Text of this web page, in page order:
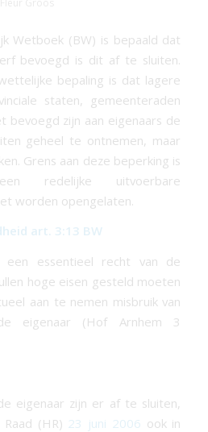
Wetboek (BW) is bepaald dat
bevoegd is dit af te sluiten.
bepaling is dat lagere
staten, gemeenteraden
bevoegd zijn aan eigenaars de
geheel te ontnemen, maar
Grens aan deze beperking is
uitvoerbare
worden opengelaten.
art. 3:13 BW
essentieel recht van de
hoge eisen gesteld moeten
aan te nemen misbruik van
eigenaar (Hof Arnhem 3
eigenaar zijn er af te sluiten,
(HR) 23 juni 2006 ook in